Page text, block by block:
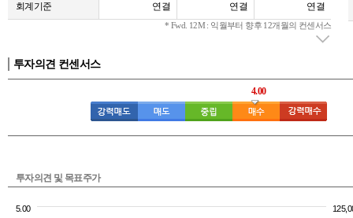
회계기준 연결 연결 연결
* Fwd. 12M : 익월부터 향후 12개월의 컨센서스
투자의견 컨센서스
4.00
투자의견 및 목표주가
5.00